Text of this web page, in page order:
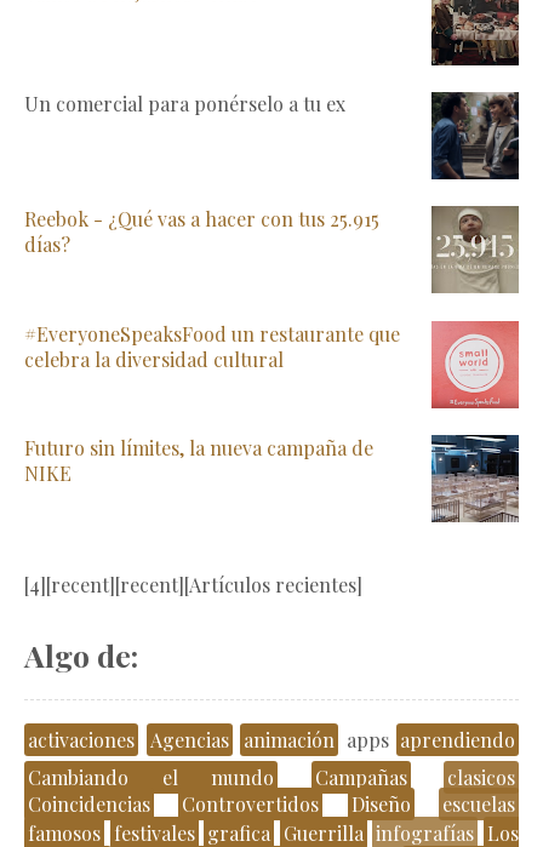
Un comercial para ponérselo a tu ex
Reebok - ¿Qué vas a hacer con tus 25.915
días?
#EveryoneSpeaksFood un restaurante que
celebra la diversidad cultural
Futuro sin límites, la nueva campaña de
NIKE
[4][recent][recent][Artículos recientes]
Algo de:
activaciones Agencias animación apps aprendiendo
Cambiando el mundo
Campañas
clasicos
Coincidencias
Controvertidos Diseño
escuelas
famosos festivales grafica Guerrilla infografías Los